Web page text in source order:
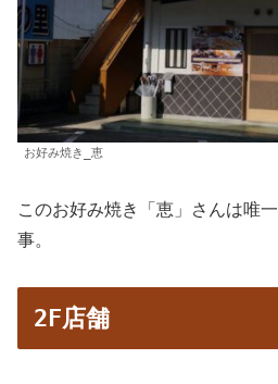
お好み焼き_恵
このお好み焼き「恵」さんは唯
事。
2F店舗